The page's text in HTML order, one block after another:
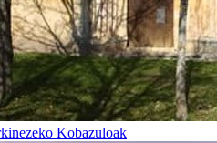
Kobazuloak